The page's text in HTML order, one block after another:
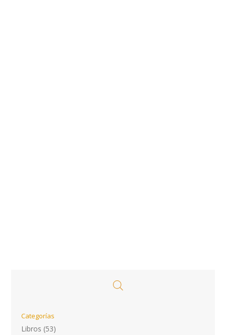
Categorías
Libros (53)